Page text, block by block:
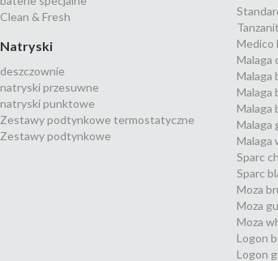
Clean & Fresh
Natryski
deszczownie
natryski przesuwne
natryski punktowe
Zestawy podtynkowe termostatyczne
Zestawy podtynkowe
Tanzanit
Medico
Malaga
Malaga
Malaga
Malaga
Malaga
Malaga
Sparc
Sparc
Moza
Moza
Moza
Logon
Logon